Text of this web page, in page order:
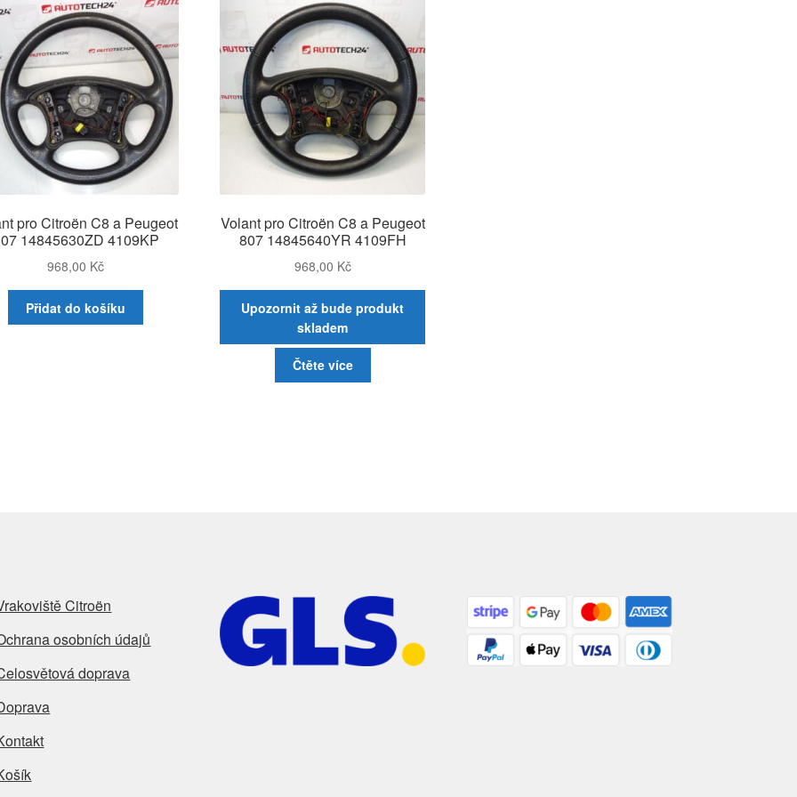
pro Citroën C8 a Peugeot
14845630ZD 4109KP
968,00 Kč
Přidat do košíku
Volant pro Citroën C8 a Peugeot
807 14845640YR 4109FH
968,00 Kč
Upozornit až bude produkt
skladem
Čtěte více
Citroën
osobních údajů
doprava